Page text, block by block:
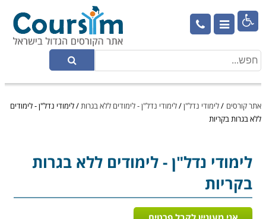

אתר קורסים /לימודי נדל"ן/לימודי נדל"ן - לימודים ללא בגרות/לימודי נדל"ן - לימודים
ללא בגרות בקריות
לימודי נדל"ן - לימודים ללא בגרות
בקריות